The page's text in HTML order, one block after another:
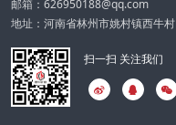
邮箱：626950188@qq.com
地址：河南省林州市姚村镇西牛村
扫一扫 关注我们
  